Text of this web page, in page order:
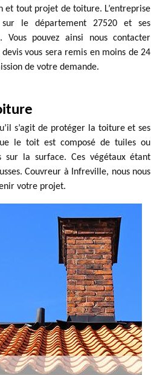
et tout projet de toiture. L’entreprise
le département 27520 et ses
Vous pouvez ainsi nous contacter
vous sera remis en moins de 24
de votre demande.
s’agit de protéger la toiture et ses
le toit est composé de tuiles ou
sur la surface. Ces végétaux étant
Couvreur à Infreville, nous nous
votre projet.